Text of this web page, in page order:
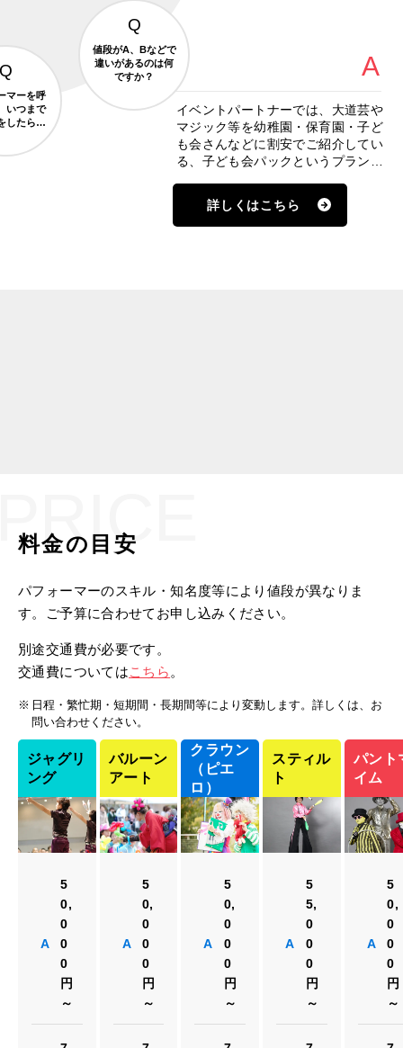
マーを呼
いつまで
したらよ
値段がA、Bなどで
違いがあるのは何
ですか？
イベントパートナーでは、大道芸や
マジック等を幼稚園・保育園・子ど
も会さんなどに割安でご紹介してい
る、子ども会パックというプランを
扱いに長けたパフォーマーを通常よ
り１万円ほどお安く派遣しますの
で、非常にお得でおすすめなプラン
詳しくはこちら
料金の目安
パフォーマーのスキル・知名度等により値段が異なりま
す。ご予算に合わせてお申し込みください。
別途交通費が必要です。
交通費についてはこちら 。
日程・繁忙期・短期間・長期間等により変動します。詳しくは、お
問い合わせください。
ジャグリ
ング
A
5
0,
0
0
0
円
～
バルーン
アート
A
5
0,
0
0
0
円
～
クラウン
（ピエ
ロ）
A
5
0,
0
0
0
円
～
スティル
ト
A
5
5,
0
0
0
円
～
パント
イム
A
5
0,
0
0
0
円
～